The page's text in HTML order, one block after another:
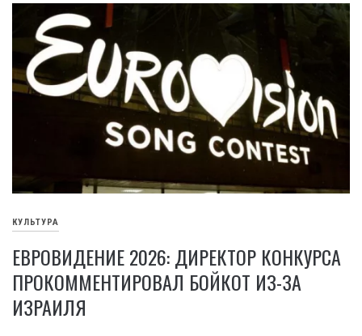
КУЛЬТУРА
ЕВРОВИДЕНИЕ 2026: ДИРЕКТОР КОНКУРСА
ПРОКОММЕНТИРОВАЛ БОЙКОТ ИЗ-ЗА
ИЗРАИЛЯ